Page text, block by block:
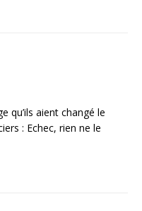
qu’ils aient changé le
: Echec, rien ne le